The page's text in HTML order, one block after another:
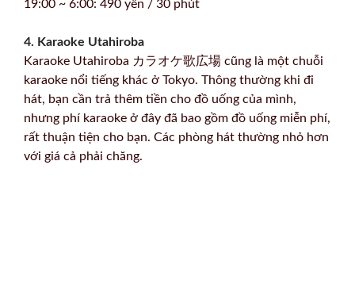
19:00 ~ 6:00: 490 yên / 30 phút
4. Karaoke Utahiroba
Karaoke Utahiroba カラオケ歌広場 cũng là một chuỗi
karaoke nổi tiếng khác ở Tokyo. Thông thường khi đi
hát, bạn cần trả thêm tiền cho đồ uống của mình,
nhưng phí karaoke ở đây đã bao gồm đồ uống miễn phí,
rất thuận tiện cho bạn. Các phòng hát thường nhỏ hơn
với giá cả phải chăng.